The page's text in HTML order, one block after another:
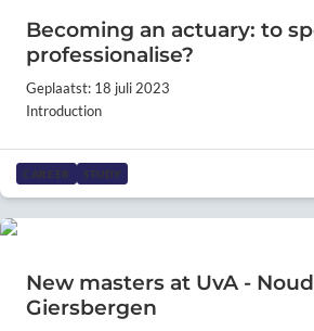
Becoming an actuary: to
professionalise?
Geplaatst: 18 juli 2023
Introduction
CAREER STUDY
New masters at UvA -
Giersbergen